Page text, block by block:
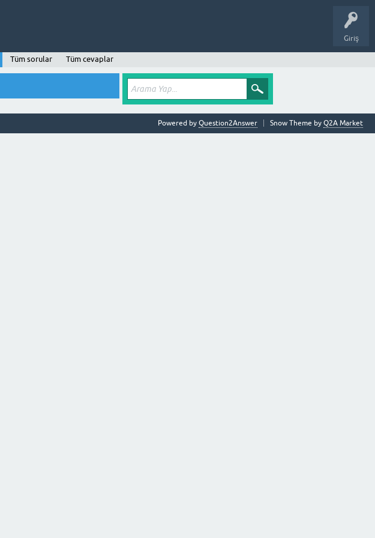
Giriş
Tüm sorular Tüm cevaplar
Snow Theme by Q2A Market
Powered by Question2Answer